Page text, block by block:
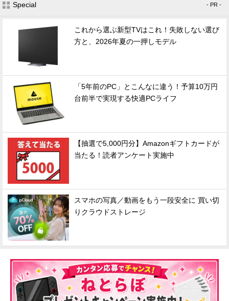
Special - PR -
これから選ぶ新型TVはこれ！失敗しない選び
方と、2026年夏の一押しモデル
「5年前のPC」とこんなに違う！予算10万円
台前半で実現する快適PCライフ
【抽選で5,000円分】Amazonギフトカードが
当たる！読者アンケート実施中
スマホの写真／動画をもう一段安全に 買い切
りクラウドストレージ